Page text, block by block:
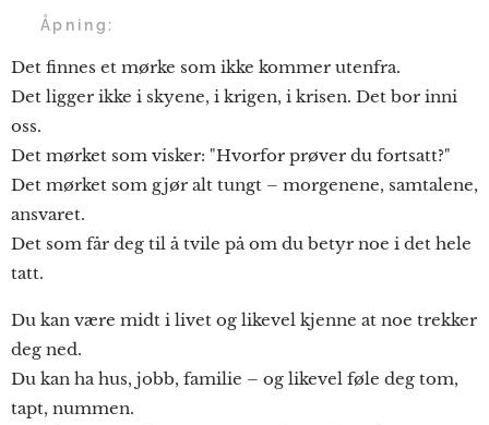
Åpning:
Det finnes et mørke som ikke kommer utenfra.
Det ligger ikke i skyene, i krigen, i krisen. Det bor inni
oss.
Det mørket som visker: "Hvorfor prøver du fortsatt?"
Det mørket som gjør alt tungt – morgenene, samtalene,
ansvaret.
Det som får deg til å tvile på om du betyr noe i det hele
tatt.
Du kan være midt i livet og likevel kjenne at noe trekker
deg ned.
Du kan ha hus, jobb, familie – og likevel føle deg tom,
tapt, nummen.